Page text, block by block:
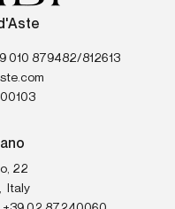
010 879482/812613
22
,
Italy